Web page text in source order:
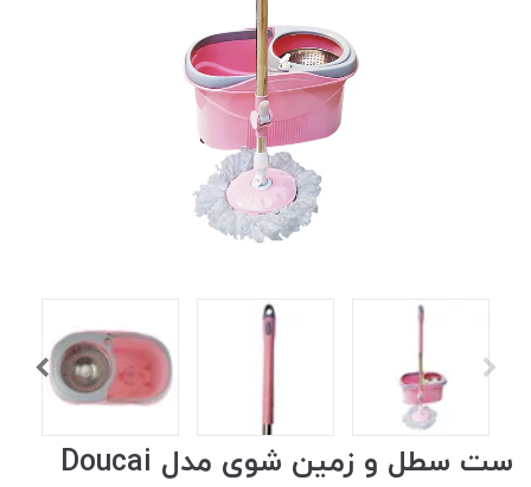
ست سطل و زمین شوی مدل Doucai